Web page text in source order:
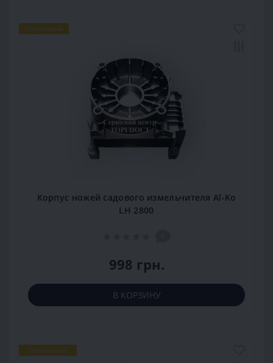
Популярный
Корпус ножей садового измельчителя Al-Ko
LH 2800
998 грн.
В КОРЗИНУ
Популярный